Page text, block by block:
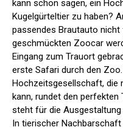
kann schon sagen, ein
Kugelgürteltier zu haben?
passendes Brautauto
geschmückten Zoocar
Eingang zum Trauort
erste Safari durch den
Hochzeitsgesellschaft, die
kann, rundet den
steht für die
In tierischer